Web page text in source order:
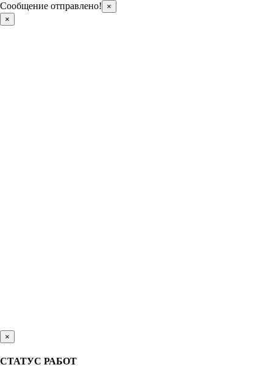
Сообщение отправлено!
×
×
×
СТАТУС РАБОТ